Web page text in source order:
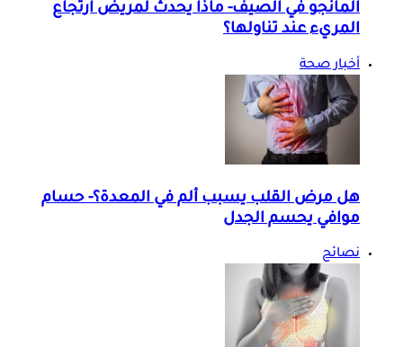
المانجو في الصيف- ماذا يحدث لمريض ارتجاع
المريء عند تناولها؟
أخبار صحة
هل مرض القلب يسبب ألم في المعدة؟- حسام
موافي يحسم الجدل
نصائح